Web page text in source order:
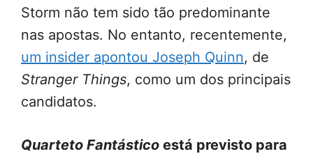
Storm não tem sido tão predominante
nas apostas. No entanto, recentemente,
um insider apontou Joseph Quinn, de
Stranger Things, como um dos principais
candidatos.
Quarteto Fantástico está previsto para